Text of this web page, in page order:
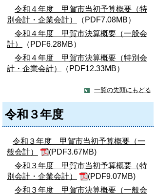
令和４年度 甲賀市当初予算概要（特
別会計・企業会計）
（PDF7.08MB）
令和４年度 甲賀市決算概要（一般会
計）
（PDF6.28MB）
令和４年度 甲賀市決算概要（特別会
計・企業会計）
（PDF12.33MB）
一覧の先頭にもどる
令和３年度
令和３年度 甲賀市当初予算概要（一
般会計）
(PDF3.67MB)
令和３年度 甲賀市当初予算概要（特
別会計・企業会計）
(PDF9.07MB)
令和３年度 甲賀市決算概要（一般会